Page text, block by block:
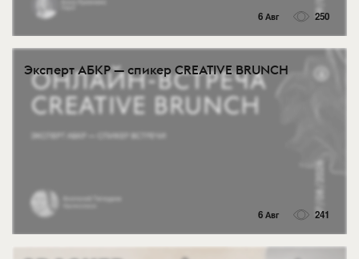
6 Авг 250
Эксперт АБКР — спикер CREATIVE BRUNCH
6 Авг 241